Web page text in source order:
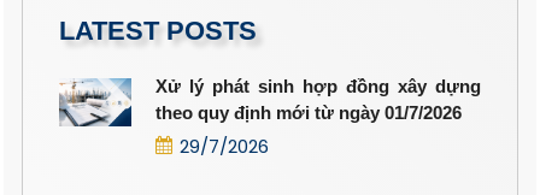
LATEST POSTS
Xử lý phát sinh hợp đồng xây dựng
theo quy định mới từ ngày 01/7/2026
29/7/2026